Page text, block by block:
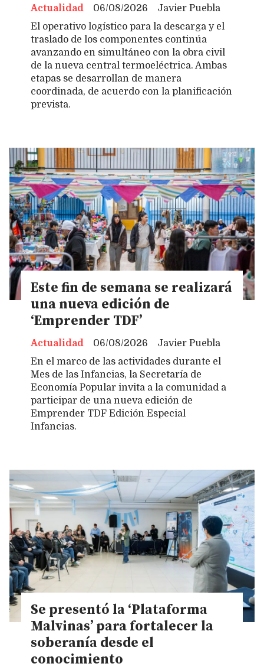
Javier Puebla
Actualidad
06/08/2026
El operativo logístico para la descarga y el
traslado de los componentes continúa
avanzando en simultáneo con la obra civil
de la nueva central termoeléctrica. Ambas
etapas se desarrollan de manera
coordinada, de acuerdo con la planificación
prevista.
Este fin de semana se realizará
una nueva edición de
‘Emprender TDF’
Javier Puebla
Actualidad
06/08/2026
En el marco de las actividades durante el
Mes de las Infancias, la Secretaría de
Economía Popular invita a la comunidad a
participar de una nueva edición de
Emprender TDF Edición Especial
Infancias.
Se presentó la ‘Plataforma
Malvinas’ para fortalecer la
soberanía desde el
conocimiento